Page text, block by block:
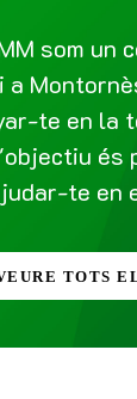
som un
a
te en la
és
te en
TOTS